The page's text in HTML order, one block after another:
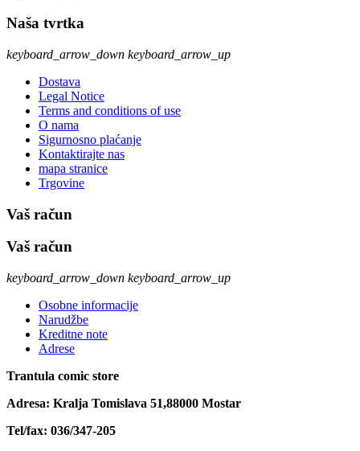
Naša tvrtka
keyboard_arrow_down keyboard_arrow_up
Dostava
Legal Notice
Terms and conditions of use
O nama
Sigurnosno plaćanje
Kontaktirajte nas
mapa stranice
Trgovine
Vaš račun
Vaš račun
keyboard_arrow_down keyboard_arrow_up
Osobne informacije
Narudžbe
Kreditne note
Adrese
Trantula comic store
Adresa: Kralja Tomislava 51,88000 Mostar
Tel/fax: 036/347-205